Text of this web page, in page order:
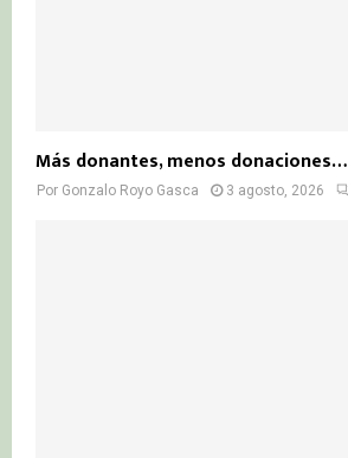
Más donantes, menos donaciones…
Por Gonzalo Royo Gasca 3 agosto, 2026